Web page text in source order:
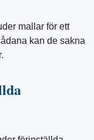
mallar för ett
kan de sakna